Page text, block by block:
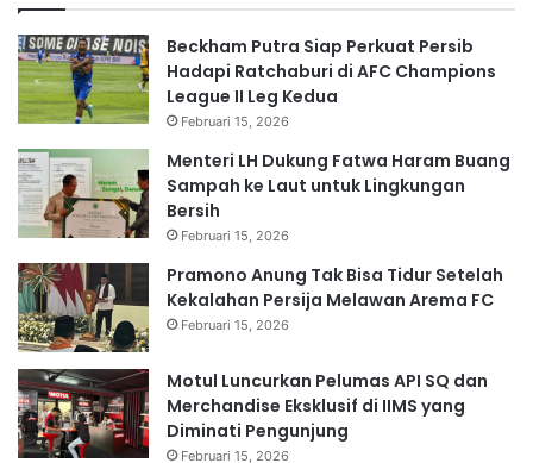
Beckham Putra Siap Perkuat Persib
Hadapi Ratchaburi di AFC Champions
League II Leg Kedua
Februari 15, 2026
Menteri LH Dukung Fatwa Haram Buang
Sampah ke Laut untuk Lingkungan
Bersih
Februari 15, 2026
Pramono Anung Tak Bisa Tidur Setelah
Kekalahan Persija Melawan Arema FC
Februari 15, 2026
Motul Luncurkan Pelumas API SQ dan
Merchandise Eksklusif di IIMS yang
Diminati Pengunjung
Februari 15, 2026